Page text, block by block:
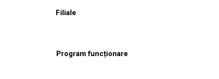
Filiale
Program funcționare